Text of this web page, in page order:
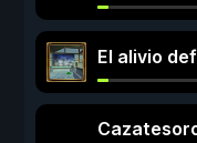
El alivio